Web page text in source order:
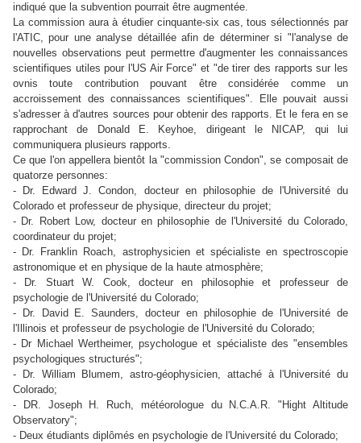
indiqué que la subvention pourrait être augmentée.
La commission aura à étudier cinquante-six cas, tous sélectionnés par
l'ATIC, pour une analyse détaillée afin de déterminer si "l'analyse de
nouvelles observations peut permettre d'augmenter les connaissances
scientifiques utiles pour l'US Air Force" et "de tirer des rapports sur les
ovnis toute contribution pouvant être considérée comme un
accroissement des connaissances scientifiques". Elle pouvait aussi
s'adresser à d'autres sources pour obtenir des rapports. Et le fera en se
rapprochant de Donald E. Keyhoe, dirigeant le NICAP, qui lui
communiquera plusieurs rapports.
Ce que l'on appellera bientôt la "commission Condon", se composait de
quatorze personnes:
- Dr. Edward J. Condon, docteur en philosophie de l'Université du
Colorado et professeur de physique, directeur du projet;
- Dr. Robert Low, docteur en philosophie de l'Université du Colorado,
coordinateur du projet;
- Dr. Franklin Roach, astrophysicien et spécialiste en spectroscopie
astronomique et en physique de la haute atmosphère;
- Dr. Stuart W. Cook, docteur en philosophie et professeur de
psychologie de l'Université du Colorado;
- Dr. David E. Saunders, docteur en philosophiede l'Université de
l'Illinois et professeur de psychologie de l'Université du Colorado;
- Dr Michael Wertheimer, psychologue et spécialiste des "ensembles
psychologiques structurés";
- Dr. William Blumem, astro-géophysicien, attaché àl'Université du
Colorado;
- DR. Joseph H. Ruch, météorologue du N.C.A.R. "Hight Altitude
Observatory";
- Deux étudiants diplômés en psychologie de l'Université du Colorado;